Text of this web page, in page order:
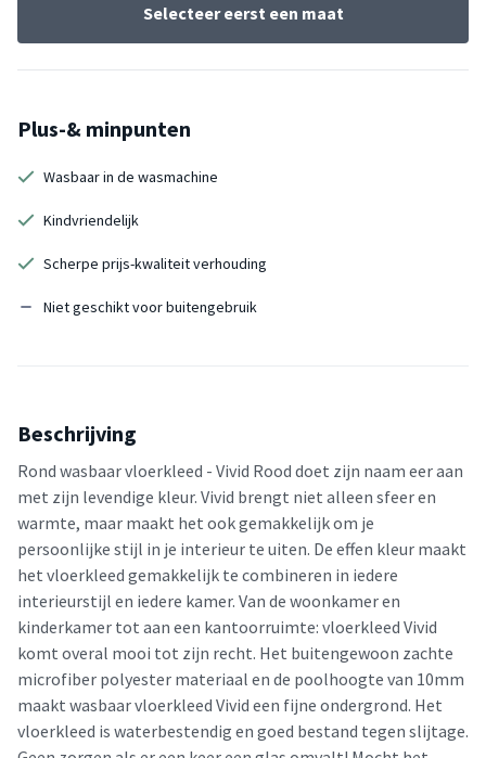
Selecteer eerst een maat
Plus-& minpunten
Wasbaar in de wasmachine
Kindvriendelijk
Scherpe prijs-kwaliteit verhouding
Niet geschikt voor buitengebruik
Beschrijving
Rond wasbaar vloerkleed - Vivid Rood doet zijn naam eer aan
met zijn levendige kleur. Vivid brengt niet alleen sfeer en
warmte, maar maakt het ook gemakkelijk om je
persoonlijke stijl in je interieur te uiten. De effen kleur maakt
het vloerkleed gemakkelijk te combineren in iedere
interieurstijl en iedere kamer. Van de woonkamer en
kinderkamer tot aan een kantoorruimte: vloerkleed Vivid
komt overal mooi tot zijn recht. Het buitengewoon zachte
microfiber polyester materiaal en de poolhoogte van 10mm
maakt wasbaar vloerkleed Vivid een fijne ondergrond. Het
vloerkleed is waterbestendig en goed bestand tegen slijtage.